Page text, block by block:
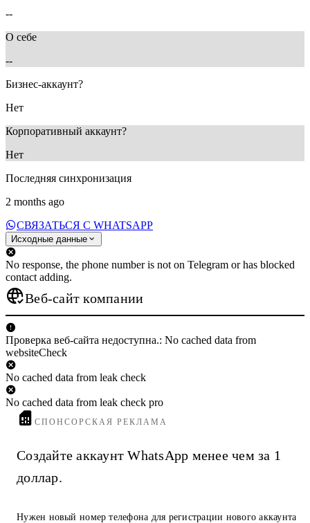
--
О себе
--
Бизнес-аккаунт?
Нет
Корпоративный аккаунт?
Нет
Последняя синхронизация
2 months ago
СВЯЗАТЬСЯ С WHATSAPP
Исходные данные
No response, the phone number is not on Telegram or has blocked
contact adding.
Веб-сайт компании
Проверка веб-сайта недоступна.: No cached data from
websiteCheck
No cached data from leak check
No cached data from leak check pro
СПОНСОРСКАЯ РЕКЛАМА
Создайте аккаунт WhatsApp менее чем за 1
доллар.
Нужен новый номер телефона для регистрации нового аккаунта